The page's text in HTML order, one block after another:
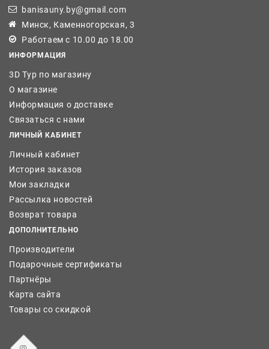
banisauny.by@gmail.com
Минск, Каменногорская, 3
Работаем с 10.00 до 18.00
ИНФОРМАЦИЯ
3D Тур по магазину
О магазине
Информация о доставке
Связаться с нами
ЛИЧНЫЙ КАБИНЕТ
Личный кабинет
История заказов
Мои закладки
Рассылка новостей
Возврат товара
ДОПОЛНИТЕЛЬНО
Производители
Подарочные сертификаты
Партнёры
Карта сайта
Товары со скидкой